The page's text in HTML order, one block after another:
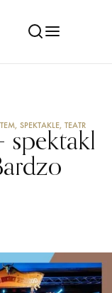
, SPEKTAKLE, TEATR
spektakl